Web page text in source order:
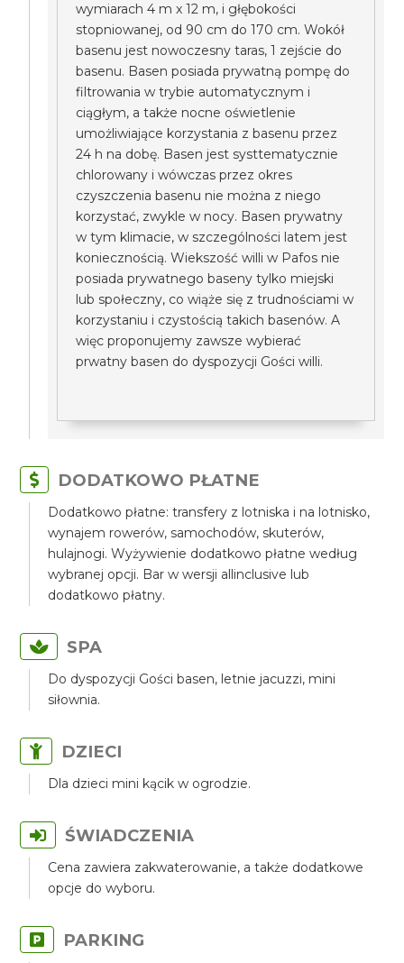
wymiarach 4 m x 12 m, i głębokości
stopniowanej, od 90 cm do 170 cm. Wokół
basenu jest nowoczesny taras, 1 zejście do
basenu. Basen posiada prywatną pompę do
filtrowania w trybie automatycznym i
ciągłym, a także nocne oświetlenie
umożliwiające korzystania z basenu przez
24 h na dobę. Basen jest systtematycznie
chlorowany i wówczas przez okres
czyszczenia basenu nie można z niego
korzystać, zwykle w nocy. Basen prywatny
w tym klimacie, w szczególności latem jest
koniecznością. Wiekszość willi w Pafos nie
posiada prywatnego baseny tylko miejski
lub społeczny, co wiąże się z trudnościami w
korzystaniu i czystością takich basenów. A
więc proponujemy zawsze wybierać
prwatny basen do dyspozycji Gości willi.
DODATKOWO PŁATNE
Dodatkowo płatne: transfery z lotniska i na lotnisko,
wynajem rowerów, samochodów, skuterów,
hulajnogi. Wyżywienie dodatkowo płatne według
wybranej opcji. Bar w wersji allinclusive lub
dodatkowo płatny.
SPA
Do dyspozycji Gości basen, letnie jacuzzi, mini
siłownia.
DZIECI
Dla dzieci mini kącik w ogrodzie.
ŚWIADCZENIA
Cena zawiera zakwaterowanie, a także dodatkowe
opcje do wyboru.
PARKING